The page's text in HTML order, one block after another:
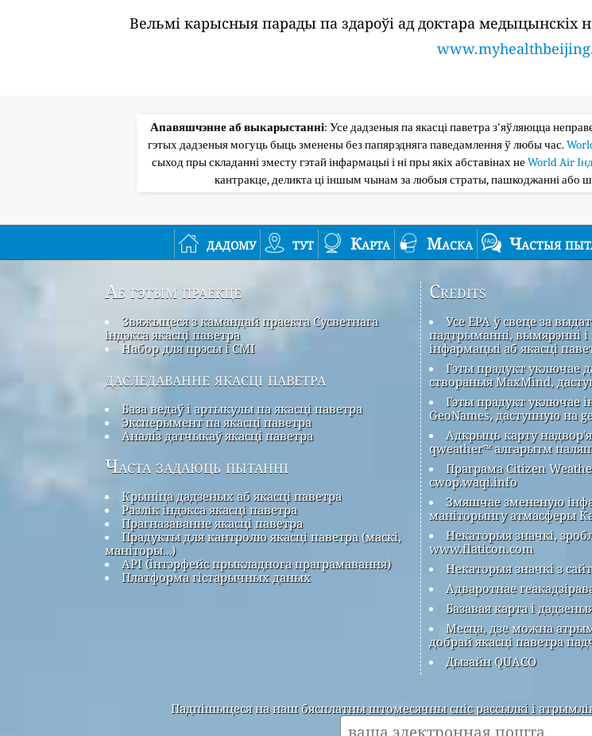
Вельмі карысныя парады па здароўі ад доктара медыцынскіх
Апавяшчэнне аб выкарыстанні: Усе дадзеныя па якасці паветра з'яўляюцца
гэтых дадзеныя могуць быць зменены без папярэдняга паведамлення ў любы час.
сыход пры складанні зместу гэтай інфармацыі і ні пры якіх абставінах не World Air
кантракце, деликта ці іншым чынам за любыя страты, пашкоджанні або
дадому тут Карта Маска Частыя
Аб гэтым праекце
Звяжыцеся з камандай праекта Сусветнага
індэкса якасці паветра
Набор для прэсы і СМІ
даследаванне якасці паветра
База ведаў і артыкулы па якасці паветра
Эксперымент па якасці паветра
Аналіз датчыкаў якасці паветра
Часта задаюць пытанні
Крыніца дадзеных аб якасці паветра
Разлік індэкса якасці паветра
Прагназаванне якасці паветра
Прадукты для кантролю якасці паветра (маскі,
маніторы…)
API (інтэрфейс прыкладнога праграмавання)
Платформа гістарычных даных
Credits
Усе EPA ў свеце за
падтрыманні, вымярэнні і
інфармацыі аб якасці
Гэты прадукт уключае
створаныя MaxMind,
Гэты прадукт уключае
GeoNames, даступную на
Адкрыць карту надвор'я
qweather™ алгарытм
Праграма Citizen
cwop.waqi.info
Змяшчае змененую
маніторынгу атмасферы
Некаторыя значкі,
www.flaticon.com
Некаторыя значкі з
Адваротнае
Базавая карта і
Месца, дзе можна
добрай якасці паветра
Дызайн QUACO
Падпішыцеся на наш бясплатны штомесячны спіс рассылкі і